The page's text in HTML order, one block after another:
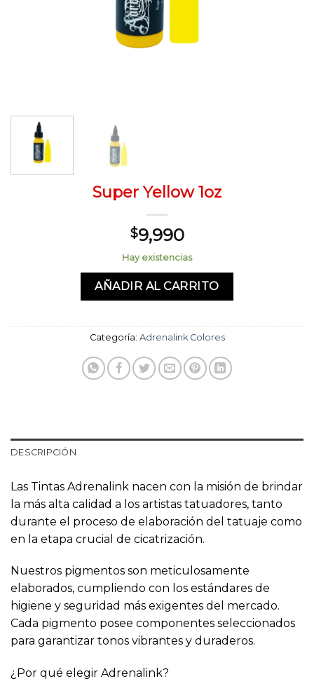
Super Yellow 1oz
$9,990
Hay existencias
AÑADIR AL CARRITO
Categoría: Adrenalink Colores
DESCRIPCIÓN
Las Tintas Adrenalink nacen con la misión de brindar
la más alta calidad a los artistas tatuadores, tanto
durante el proceso de elaboración del tatuaje como
en la etapa crucial de cicatrización.
Nuestros pigmentos son meticulosamente
elaborados, cumpliendo con los estándares de
higiene y seguridad más exigentes del mercado.
Cada pigmento posee componentes seleccionados
para garantizar tonos vibrantes y duraderos.
¿Por qué elegir Adrenalink?